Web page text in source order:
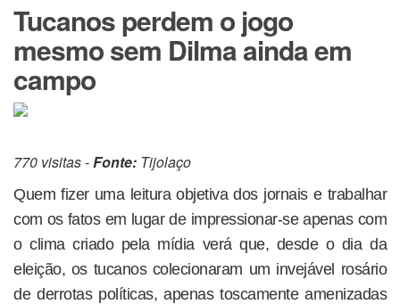
Tucanos perdem o jogo
mesmo sem Dilma ainda em
campo
770 visitas -Fonte: Tijolaço
Quem fizer uma leitura objetiva dos jornais e trabalhar
com os fatos em lugar de impressionar-se apenas com
o clima criado pela mídia verá que, desde o dia da
eleição, os tucanos colecionaram um invejável rosário
de derrotas políticas, apenas toscamente amenizadas